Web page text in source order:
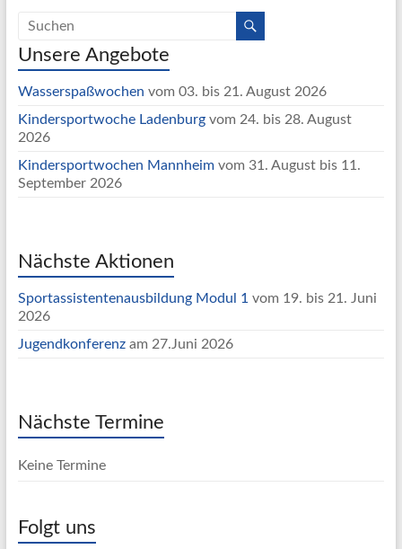
Unsere Angebote
Wasserspaßwochen vom 03. bis 21. August 2026
Kindersportwoche Ladenburgvom 24. bis 28. August
2026
Kindersportwochen Mannheim vom 31. August bis 11.
September 2026
Nächste Aktionen
Sportassistentenausbildung Modul 1 vom 19. bis 21. Juni
2026
Jugendkonferenzam 27.Juni 2026
Nächste Termine
Keine Termine
Folgt uns